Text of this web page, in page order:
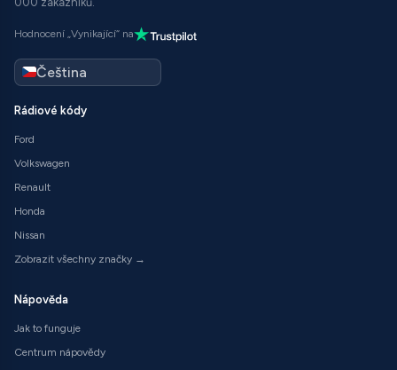
Hodnocení „Vynikající“ na
Rádiové kódy
Ford
Volkswagen
Renault
Honda
Nissan
Zobrazit všechny značky →
Nápověda
Jak to funguje
Centrum nápovědy